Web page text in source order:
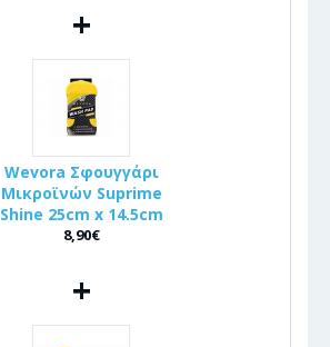
+
Wevora Σφουγγάρι
Μικροϊνών Suprime
Shine 25cm x 14.5cm
8,90€
+